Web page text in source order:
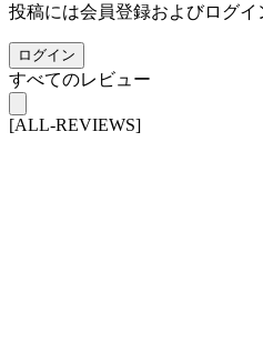
投稿には会員登録およびログイ
ログイン
すべてのレビュー
[ALL-REVIEWS]